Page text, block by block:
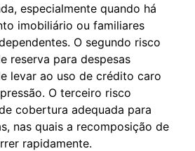
especialmente quando há
imobiliário ou familiares
O segundo risco
reserva para despesas
levar ao uso de crédito caro
O terceiro risco
cobertura adequada para
nas quais a recomposição de
rapidamente.